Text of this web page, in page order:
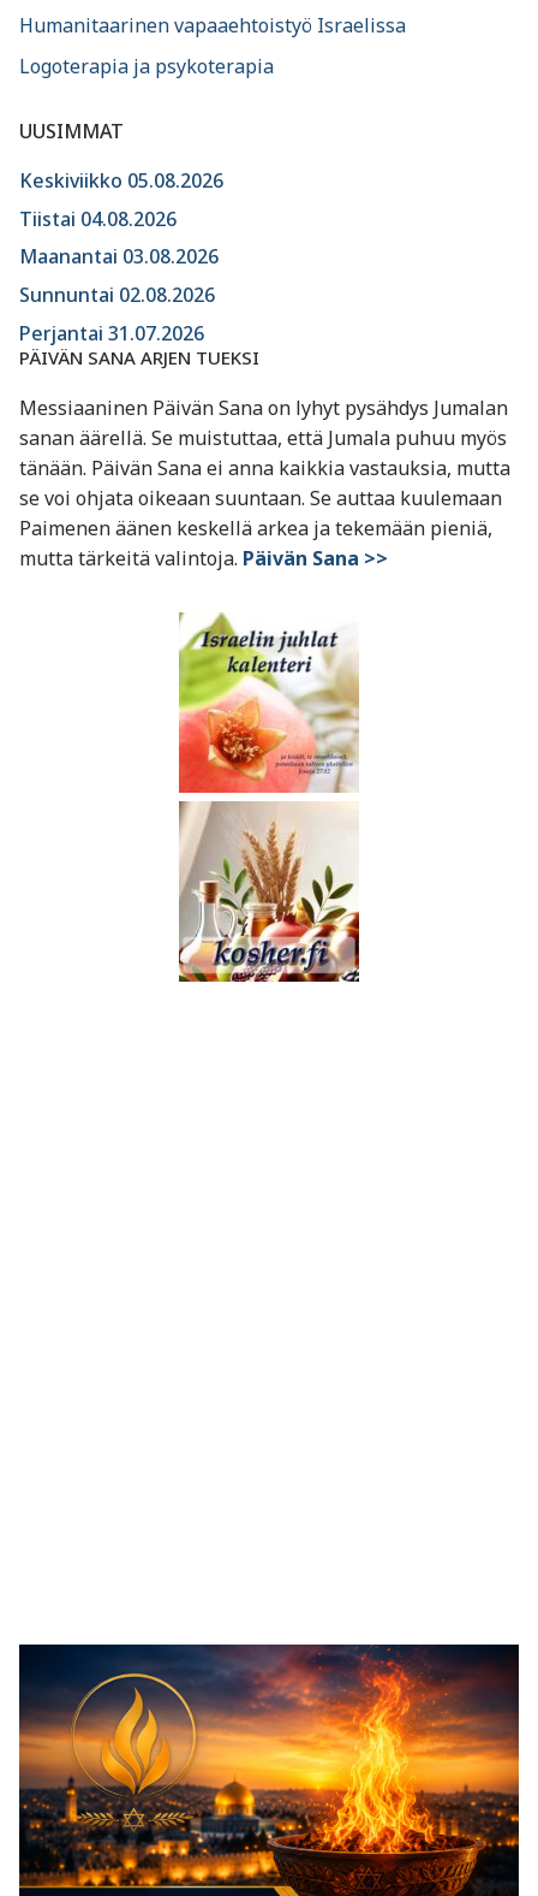
Humanitaarinen vapaaehtoistyö Israelissa
Logoterapia ja psykoterapia
UUSIMMAT
Keskiviikko 05.08.2026
Tiistai 04.08.2026
Maanantai 03.08.2026
Sunnuntai 02.08.2026
Perjantai 31.07.2026
PÄIVÄN SANA ARJEN TUEKSI
Messiaaninen Päivän Sana on lyhyt pysähdys Jumalan
sanan äärellä. Se muistuttaa, että Jumala puhuu myös
tänään. Päivän Sana ei anna kaikkia vastauksia, mutta
se voi ohjata oikeaan suuntaan. Se auttaa kuulemaan
Paimenen äänen keskellä arkea ja tekemään pieniä,
mutta tärkeitä valintoja. Päivän Sana >>